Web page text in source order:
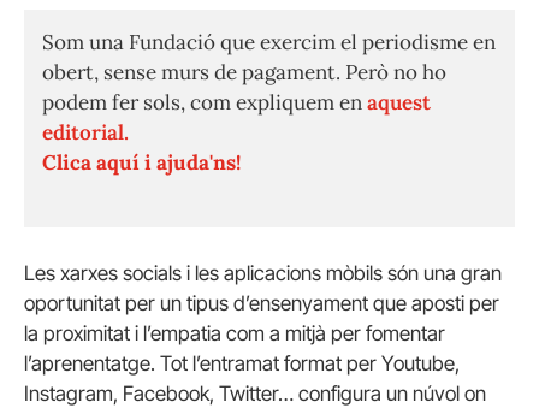
Som una Fundació que exercim el periodisme en
obert, sense murs de pagament. Però no ho
podem fer sols, com expliquem enaquest
editorial.
Clica aquí i ajuda'ns!
Les xarxes socials i les aplicacions mòbils són una gran
oportunitat per un tipus d’ensenyament que aposti per
la proximitat i l’empatia com a mitjà per fomentar
l’aprenentatge. Tot l’entramat format per Youtube,
Instagram, Facebook, Twitter… configura un núvol on